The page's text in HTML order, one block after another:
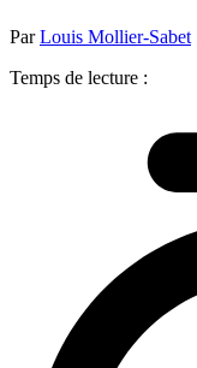
ParLouis Mollier-Sabet
Temps de lecture :